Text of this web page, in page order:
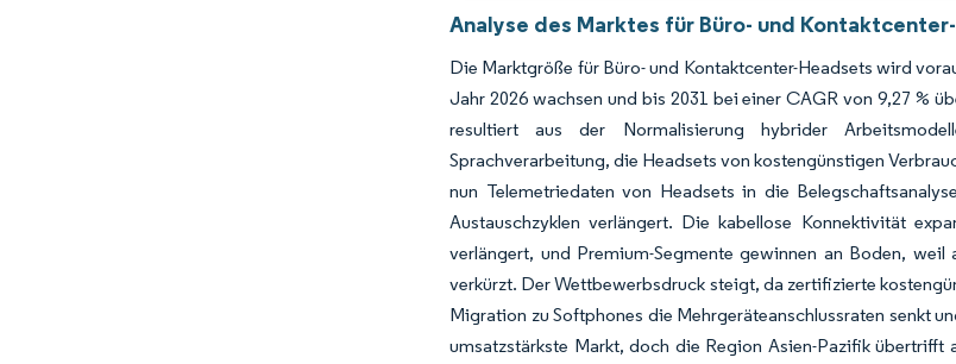
Analyse des Marktes für Büro- und
Die Marktgröße für Büro- und Kontaktcenter-Headsets wird
Jahr 2026 wachsen und bis 2031 bei einer CAGR von 9,27 %
resultiert aus der Normalisierung hybrider
Sprachverarbeitung, die Headsets von kostengünstigen
nun Telemetriedaten von Headsets in die
Austauschzyklen verlängert. Die kabellose Konnektivität
verlängert, und Premium-Segmente gewinnen an Boden,
verkürzt. Der Wettbewerbsdruck steigt, da zertifizierte
Migration zu Softphones die Mehrgeräteanschlussraten senkt
umsatzstärkste Markt, doch die Region Asien-Pazifik